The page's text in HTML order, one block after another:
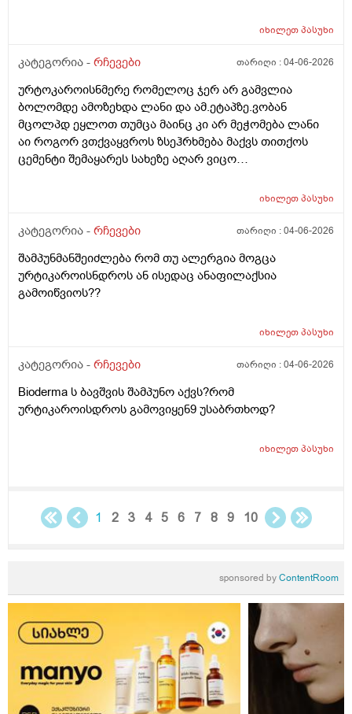
იხილეთპასუხი
კატეგორია - რჩევები თარიღი :04-06-2026
ურტოკაროისნმერე რომელოც ჯერ არ გამვლია
ბოლომდე ამოზეხდა ლანი და ამ.ეტაპზე.ვობან
მცოლპდ ეყლოთ თუმცა მაინც კი არ მეჭომება ლანი
აი როგორ ვთქვაყვროს ზსეჰრხმება მაქვს თითქოს
ცემენტი შემაყარეს სახეზე აღარ ვიცო
წვალებაშო..სულ ბავშობიდან დღემდე ალისა საპონს
2036წელს.ვეღარ ბხმღობ.მცპლპდნეყალოც კი ესეთ
დამატენოანებელო ვერ მშველოს.პოროს დაბანოს
მერე 4ჯერ ვისმევ პატარა პატარა შიალედებში
ბიბჩენის დამცავ გვირილოს კრემს პანთენოლოთ რომ
უკბე არადა ჭიჭყიანია ხომ არ ვივლი.ჯერ წულოთ
ტამზე არვარ ასე.წყლოთაც კი ჩიმი წვაც მაქ აქა ოქ
სახეზე წამოერად.ბუნჩენსაც ბავშობიდან ვხმარობ
იხილეთპასუხი
კატეგორია - რჩევები თარიღი :04-06-2026
შამპუნმანშეიძლება რომ თუ ალერგია მოგცა
ურტიკაროისნდროს ან ისედაც ანაფილაქსია
გამოიწვიოს??
იხილეთპასუხი
კატეგორია - რჩევები თარიღი :04-06-2026
Bioderma ს ბავშვის შამპუნო აქვს?რომ
ურტიკაროისდროს გამოვიყენ9 უსაბრთხოდ?
იხილეთპასუხი
1 2 3 4 5 6 7 8 9 10
sponsored byContentRoom